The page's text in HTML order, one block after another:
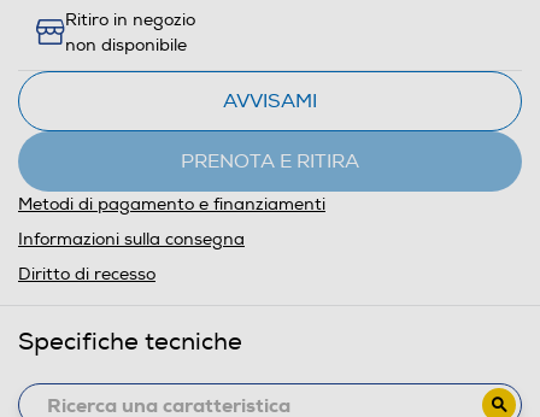
Ritiro in negozio
non disponibile
AVVISAMI
PRENOTA E RITIRA
Metodi di pagamento e finanziamenti
Informazioni sulla consegna
Diritto di recesso
Specifiche tecniche